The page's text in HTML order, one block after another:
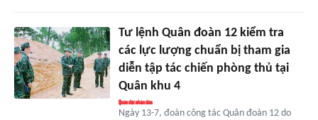
Tư lệnh Quân đoàn 12 kiểm tra
các lực lượng chuẩn bị tham gia
diễn tập tác chiến phòng thủ tại
Quân khu 4
Ngày 13-7, đoàn công tác Quân đoàn 12 do